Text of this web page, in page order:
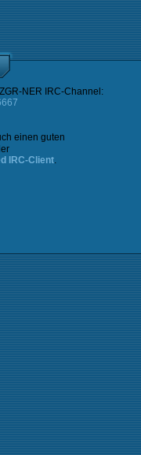
NER IRC-Channel:
einen guten
IRC-Client.